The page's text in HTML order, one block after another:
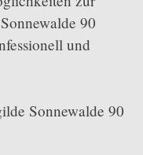
90
und
Sonnewalde 90